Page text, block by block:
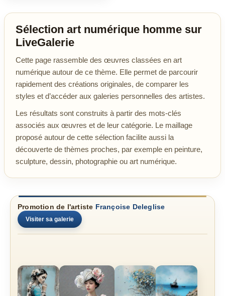
Sélection art numérique homme sur
LiveGalerie
Cette page rassemble des œuvres classées en art
numérique autour de ce thème. Elle permet de parcourir
rapidement des créations originales, de comparer les
styles et d’accéder aux galeries personnelles des artistes.
Les résultats sont construits à partir des mots-clés
associés aux œuvres et de leur catégorie. Le maillage
proposé autour de cette sélection facilite aussi la
découverte de thèmes proches, par exemple en peinture,
sculpture, dessin, photographie ou art numérique.
Promotion de l'artiste Françoise Deleglise
Visiter sa galerie